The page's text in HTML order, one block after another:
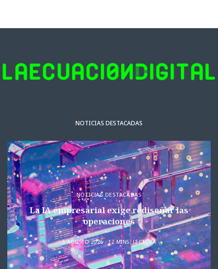
NOTICIAS DESTACADAS
NOTICIAS DESTACADAS
La IA empresarial exige rediseñar las
operaciones
5 AGOSTO 2026 12 MINS. LECTURA